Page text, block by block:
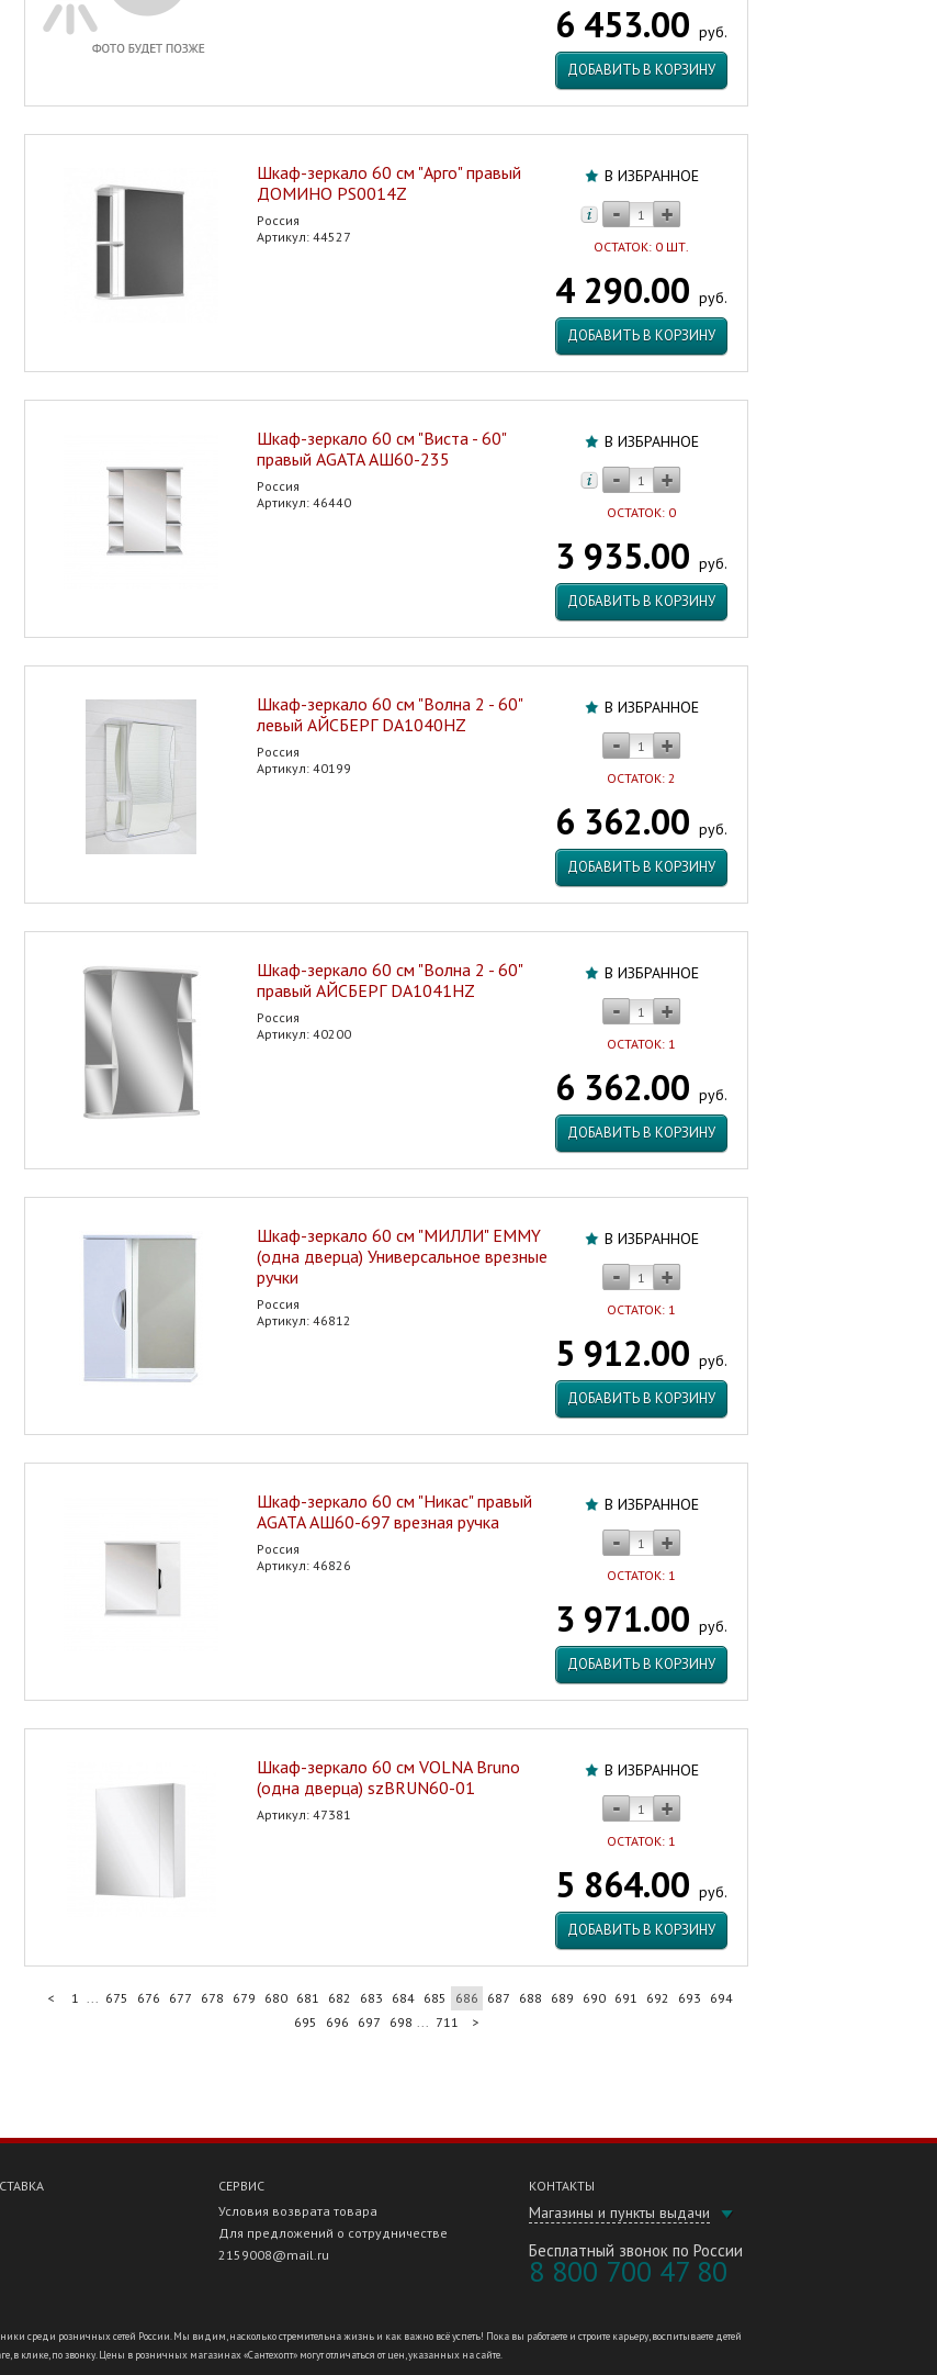
6 453.00 руб.
ДОБАВИТЬ В КОРЗИНУ
В ИЗБРАННОЕ
ОСТАТОК: 0 ШТ.
4 290.00 руб.
ДОБАВИТЬ В КОРЗИНУ
Шкаф-зеркало 60 см "Арго" правый
ДОМИНО PS0014Z
Россия
Артикул: 44527
В ИЗБРАННОЕ
ОСТАТОК: 0
3 935.00 руб.
ДОБАВИТЬ В КОРЗИНУ
Шкаф-зеркало 60 см "Виста - 60"
правый AGATA АШ60-235
Россия
Артикул: 46440
В ИЗБРАННОЕ
ОСТАТОК: 2
6 362.00 руб.
ДОБАВИТЬ В КОРЗИНУ
Шкаф-зеркало 60 см "Волна 2 - 60"
левый АЙСБЕРГ DA1040HZ
Россия
Артикул: 40199
В ИЗБРАННОЕ
ОСТАТОК: 1
6 362.00 руб.
ДОБАВИТЬ В КОРЗИНУ
Шкаф-зеркало 60 см "Волна 2 - 60"
правый АЙСБЕРГ DA1041HZ
Россия
Артикул: 40200
В ИЗБРАННОЕ
ОСТАТОК: 1
5 912.00 руб.
ДОБАВИТЬ В КОРЗИНУ
Шкаф-зеркало 60 см "МИЛЛИ" EMMY
(одна дверца) Универсальное врезные
ручки
Россия
Артикул: 46812
В ИЗБРАННОЕ
ОСТАТОК: 1
3 971.00 руб.
ДОБАВИТЬ В КОРЗИНУ
Шкаф-зеркало 60 см "Никас" правый
AGATA АШ60-697 врезная ручка
Россия
Артикул: 46826
В ИЗБРАННОЕ
ОСТАТОК: 1
5 864.00 руб.
ДОБАВИТЬ В КОРЗИНУ
Шкаф-зеркало 60 см VOLNA Bruno
(одна дверца) szBRUN60-01
Артикул: 47381
< 1 ... 675 676 677 678 679 680 681 682 683 684 685 686 687 688 689 690 691 692 693
694
695
696 697 698 ... 711 >
КОНТАКТЫ
Магазины и пункты выдачи
Бесплатный звонок по России
8 800 700 47 80
СЕРВИС
Условия возврата товара
Для предложений о сотрудничестве
2159008@mail.ru
среди розничных сетей России. Мы видим, насколько стремительна жизнь и как важно всё успеть! Пока вы работаете и строите карьеру, воспитываете детей
в клике, по звонку. Цены в розничных магазинах «Сантехопт» могут отличаться от цен, указанных на сайте.